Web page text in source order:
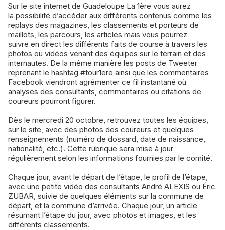
Sur le site internet de Guadeloupe La 1ère vous aurez
la possibilité d’accéder aux différents contenus comme les
replays des magazines, les classements et porteurs de
maillots, les parcours, les articles mais vous pourrez
suivre en direct les différents faits de course à travers les
photos ou vidéos venant des équipes sur le terrain et des
internautes. De la même manière les posts de Tweeter
reprenant le hashtag #tour1ere ainsi que les commentaires
Facebook viendront agrémenter ce fil instantané où
analyses des consultants, commentaires ou citations de
coureurs pourront figurer.
Dès le mercredi 20 octobre, retrouvez toutes les équipes,
sur le site, avec des photos des coureurs et quelques
renseignements (numéro de dossard, date de naissance,
nationalité, etc.). Cette rubrique sera mise à jour
régulièrement selon les informations fournies par le comité.
Chaque jour, avant le départ de l’étape, le profil de l’étape,
avec une petite vidéo des consultants André ALEXIS ou Éric
ZUBAR, suivie de quelques éléments sur la commune de
départ, et la commune d’arrivée. Chaque jour, un article
résumant l’étape du jour, avec photos et images, et les
différents classements.